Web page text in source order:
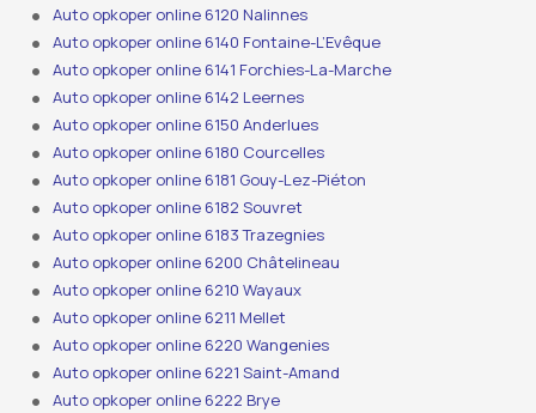
Auto opkoper online 6120 Nalinnes
Auto opkoper online 6140 Fontaine-L’Evêque
Auto opkoper online 6141 Forchies-La-Marche
Auto opkoper online 6142 Leernes
Auto opkoper online 6150 Anderlues
Auto opkoper online 6180 Courcelles
Auto opkoper online 6181 Gouy-Lez-Piéton
Auto opkoper online 6182 Souvret
Auto opkoper online 6183 Trazegnies
Auto opkoper online 6200 Châtelineau
Auto opkoper online 6210 Wayaux
Auto opkoper online 6211 Mellet
Auto opkoper online 6220 Wangenies
Auto opkoper online 6221 Saint-Amand
Auto opkoper online 6222 Brye